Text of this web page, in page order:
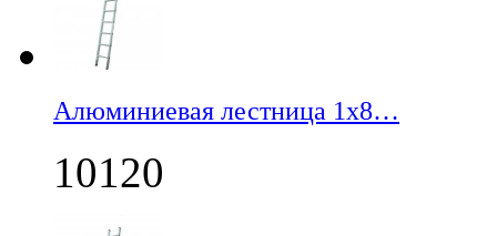
Алюминиевая лестница 1х8…
10120